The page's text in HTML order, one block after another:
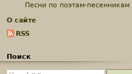
Песни по поэтам-песенникам
О сайте
RSS
Поиск